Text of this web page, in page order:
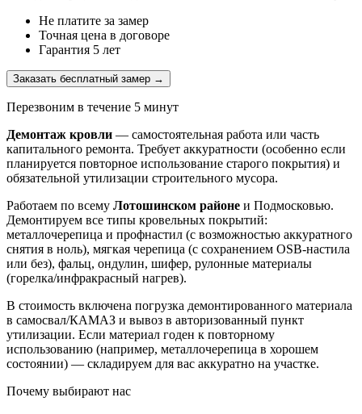
Не платите за замер
Точная цена в договоре
Гарантия 5 лет
Заказать бесплатный замер →
Перезвоним в течение 5 минут
Демонтаж кровли — самостоятельная работа или часть
капитального ремонта. Требует аккуратности (особенно если
планируется повторное использование старого покрытия) и
обязательной утилизации строительного мусора.
Работаем по всему Лотошинском районе и Подмосковью.
Демонтируем все типы кровельных покрытий:
металлочерепица и профнастил (с возможностью аккуратного
снятия в ноль), мягкая черепица (с сохранением OSB-настила
или без), фальц, ондулин, шифер, рулонные материалы
(горелка/инфракрасный нагрев).
В стоимость включена погрузка демонтированного материала
в самосвал/КАМАЗ и вывоз в авторизованный пункт
утилизации. Если материал годен к повторному
использованию (например, металлочерепица в хорошем
состоянии) — складируем для вас аккуратно на участке.
Почему выбирают нас